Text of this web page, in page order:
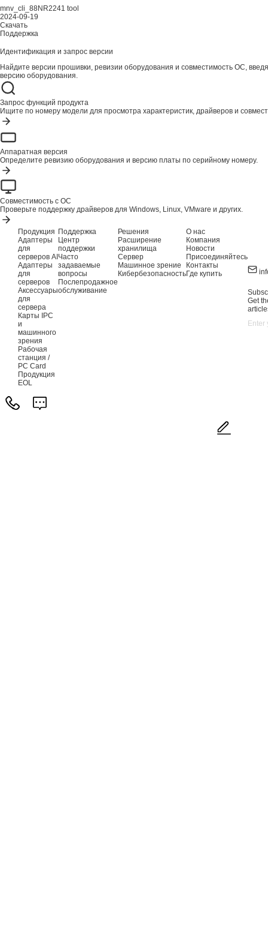
mnv_cli_88NR2241 tool
2024-09-19
Скачать
Поддержка
Идентификация и запрос версии
Найдите версии прошивки, ревизии оборудования и совместимость ОС,
версию оборудования.
Запрос функций продукта
Ищите по номеру модели для просмотра характеристик, драйверов и
Аппаратная версия
Определите ревизию оборудования и версию платы по серийному номеру.
Совместимость с ОС
Проверьте поддержку драйверов для Windows, Linux, VMware и других.
Продукция
Адаптеры
для
серверов AI
Адаптеры
для
серверов
Аксессуары
для
сервера
Карты IPC
и
машинного
зрения
Рабочая
станция /
PC Card
Продукция
EOL
Поддержка
Центр
поддержки
Часто
задаваемые
вопросы
Послепродажное
обслуживание
Решения
Расширение
хранилища
Сервер
Машинное зрение
Кибербезопасность
О нас
Компания
Новости
Присоединяйтесь
Контакты
Где купить
Get